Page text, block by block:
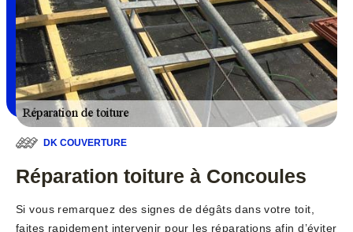
DK COUVERTURE
Réparation toiture à Concoules
Si vous remarquez des signes de dégâts dans votre toit,
faites rapidement intervenir pour les réparations afin d’éviter